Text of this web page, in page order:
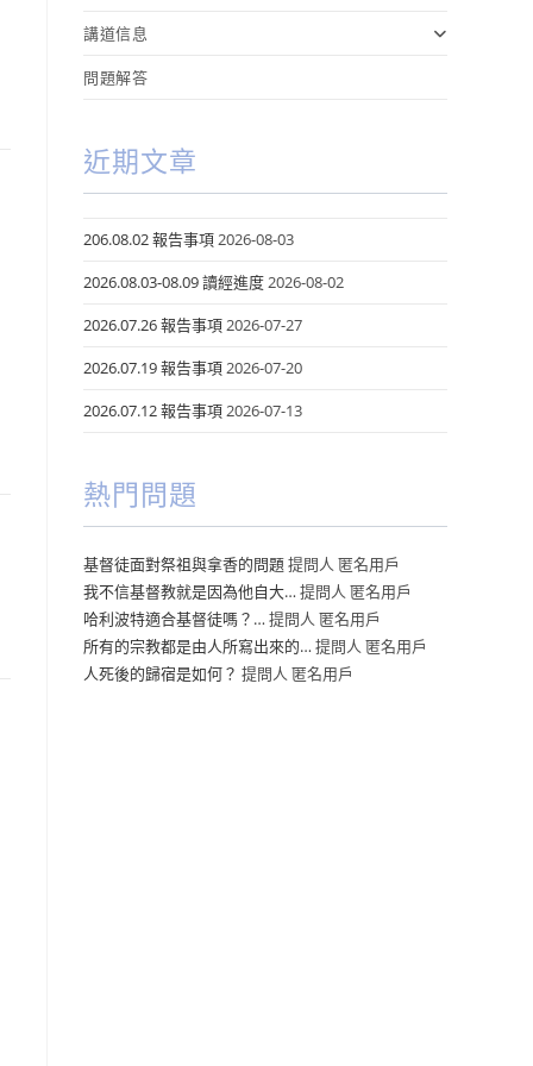
講道信息
問題解答
近期文章
206.08.02 報告事項2026-08-03
2026.08.03-08.09 讀經進度2026-08-02
2026.07.26 報告事項2026-07-27
2026.07.19 報告事項2026-07-20
2026.07.12 報告事項2026-07-13
熱門問題
基督徒面對祭祖與拿香的問題提問人 匿名用戶
我不信基督教就是因為他自大… 提問人 匿名用戶
哈利波特適合基督徒嗎？… 提問人 匿名用戶
所有的宗教都是由人所寫出來的… 提問人 匿名用戶
人死後的歸宿是如何？ 提問人 匿名用戶